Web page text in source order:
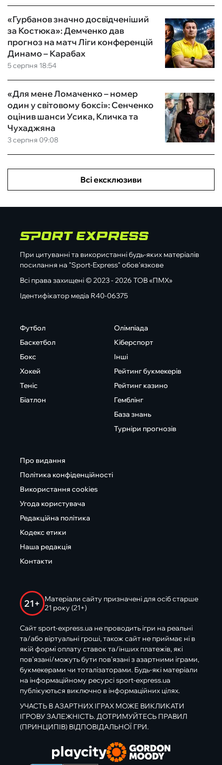
5 серпня 18:54
«Гурбанов значно досвідченіший
за Костюка»: Демченко дав
прогноз на матч Ліги конференцій
Динамо – Карабах
3 серпня 09:08
«Для мене Ломаченко – номер
один у світовому боксі»: Сенченко
оцінив шанси Усика, Кличка та
Чухаджяна
Всі ексклюзиви
При цитуванні та використанні будь-яких матеріалів
посилання на "Sport-Express" обов'язкове
Всі права захищені © 2023 - 2026 ТОВ «ПМХ»
Ідентифікатор медіа R40-06375
Футбол
Баскетбол
Бокс
Хокей
Теніс
Біатлон
Олімпіада
Кіберспорт
Інші
Рейтинг букмекерів
Рейтинг казино
Гемблінг
База знань
Турніри прогнозів
Про видання
Політика конфіденційності
Використання cookies
Угода користувача
Редакційна політика
Кодекс етики
Наша редакція
Контакти
21+
Матеріали сайту призначені для осіб старше
21 року (21+)
Сайт sport-express.ua не проводить ігри на реальні
та/або віртуальні гроші, також сайт не приймає ні в
якій формі оплату ставок та/інших платежів, які
пов’язані/можуть бути пов’язані з азартними іграми,
букмекерами чи тоталізаторами. Будь-які матеріали
на інформаційному ресурсі sport-express.ua
публікуються виключно в інформаційних цілях.
УЧАСТЬ В АЗАРТНИХ ІГРАХ МОЖЕ ВИКЛИКАТИ
ІГРОВУ ЗАЛЕЖНІСТЬ. ДОТРИМУЙТЕСЬ ПРАВИЛ
(ПРИНЦИПІВ) ВІДПОВІДАЛЬНОЇ ГРИ.